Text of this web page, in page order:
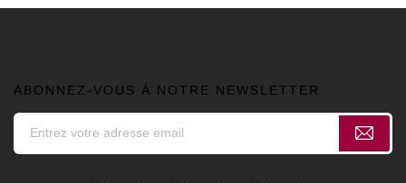
ABONNEZ-VOUS À NOTRE NEWSLETTER